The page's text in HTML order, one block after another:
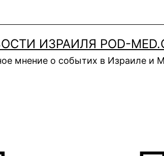
ИЗРАИЛЯ POD-
мнение о событих в Израиле и